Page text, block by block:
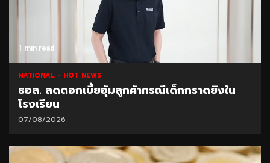
1 min read
NATIONAL HOT NEWS
ธอส. ลดดอกเบี้ยอุ้มลูกค้ากรณีเด็กกราดยิงใน
โรงเรียน
07/08/2026